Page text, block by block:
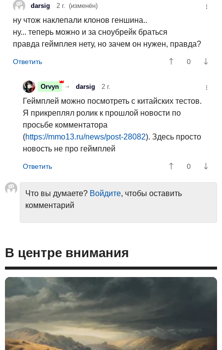
darsig 2 г. (изменён)
ну чтож наклепали клонов геншина..
ну... теперь можно и за сноубрейк браться
правда геймплея нету, но зачем он нужен, правда?
0
Orvyn darsig 2 г.
Геймплей можно посмотреть с китайских тестов.
Я прикреплял ролик к прошлой новости по
просьбе комментатора
(https://mmo13.ru/news/post-28082). Здесь просто
новость не про геймплей
0
Что вы думаете? Войдите, чтобы оставить
комментарий
В центре внимания